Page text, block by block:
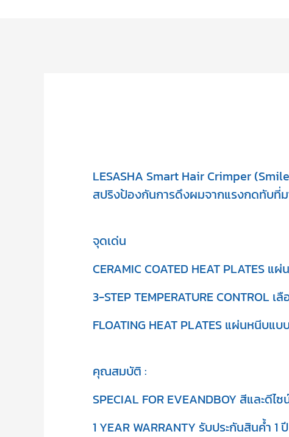
LESASHA Smart Hair Crimper
สปริงป้องกันการดึงผมจากแรงกดทับที่
จุดเด่น
CERAMIC COATED HEAT PLATES
3-STEP TEMPERATURE CONTROL
FLOATING HEAT PLATES แผ่นหนีบ
คุณสมบัติ :
SPECIAL FOR EVEANDBOY สีและดี
1 YEAR WARRANTY รับประกันสินค้ำ 1 ปี